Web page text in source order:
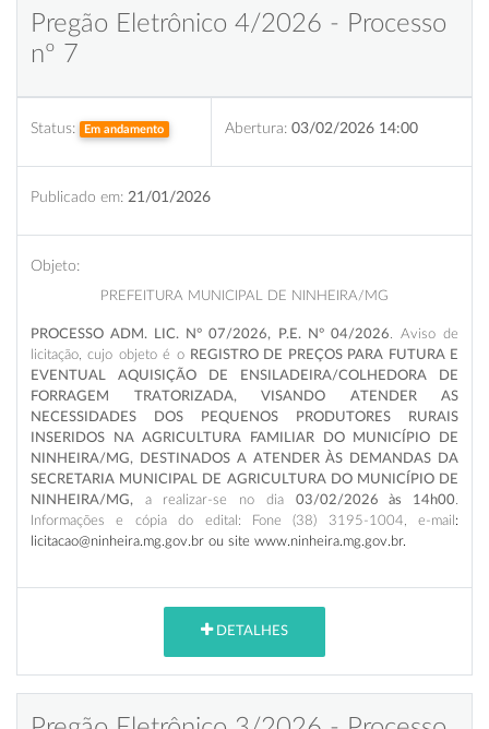
Pregão Eletrônico 4/2026 - Processo
nº 7
Status: Em andamento Abertura: 03/02/2026 14:00
Publicado em: 21/01/2026
Objeto:
PREFEITURA MUNICIPAL DE NINHEIRA/MG
PROCESSO ADM. LIC. N° 07/2026, P.E. N° 04/2026 . Aviso de
licitação, cujo objeto é o REGISTRO DE PREÇOS PARA FUTURA E
EVENTUAL AQUISIÇÃO DE ENSILADEIRA/COLHEDORA DE
FORRAGEM TRATORIZADA, VISANDO ATENDER AS
NECESSIDADES DOS PEQUENOS PRODUTORES RURAIS
INSERIDOS NA AGRICULTURA FAMILIAR DO MUNICÍPIO DE
NINHEIRA/MG, DESTINADOS A ATENDER ÀS DEMANDAS DA
SECRETARIA MUNICIPAL DE AGRICULTURA DO MUNICÍPIO DE
NINHEIRA/MG, a realizar-se no dia 03/02/2026 às 14h00
Informações e cópia do edital: Fone (38) 3195-1004, e-mail:
licitacao@ninheira.mg.gov.br ou site www.ninheira.mg.gov.br.
DETALHES